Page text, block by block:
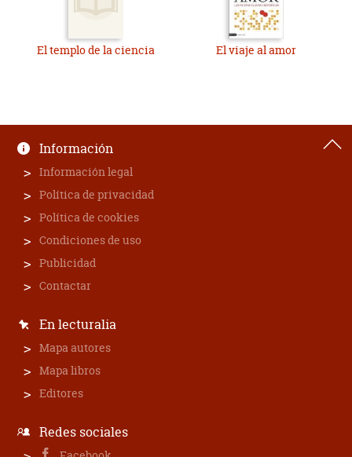
El templo de la ciencia El viaje al amor
Información
Información legal
Política de privacidad
Política de cookies
Condiciones de uso
Publicidad
Contactar
En lecturalia
Mapa autores
Mapa libros
Editores
Redes sociales